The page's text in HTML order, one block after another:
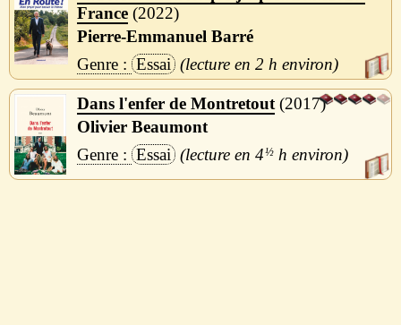
France 2022
Pierre-Emmanuel Barré
Essai
2 h
Dans l'enfer de Montretout 2017
Olivier Beaumont
Essai
4½ h